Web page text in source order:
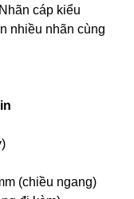
cáp kiểu
nhiều nhãn cùng
(chiều ngang)